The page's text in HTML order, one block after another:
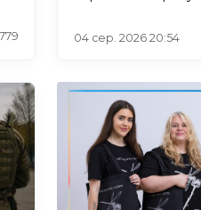
04 сер. 2026 20:54